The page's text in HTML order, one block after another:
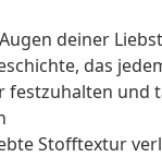
deiner
das
festzuhalten und
Stofftextur